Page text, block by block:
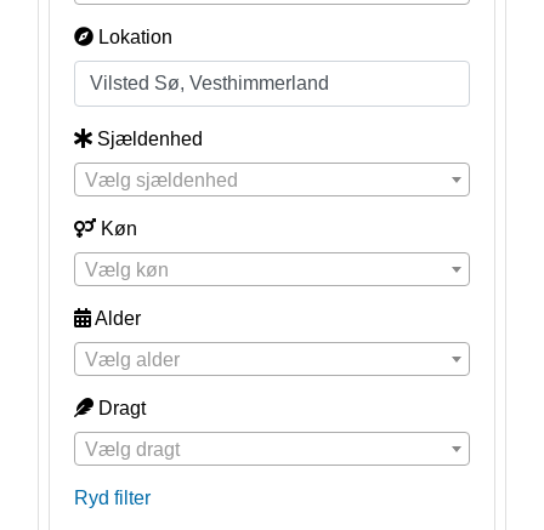
Lokation
Sjældenhed
Vælg sjældenhed
Køn
Vælg køn
Alder
Vælg alder
Dragt
Vælg dragt
Ryd filter